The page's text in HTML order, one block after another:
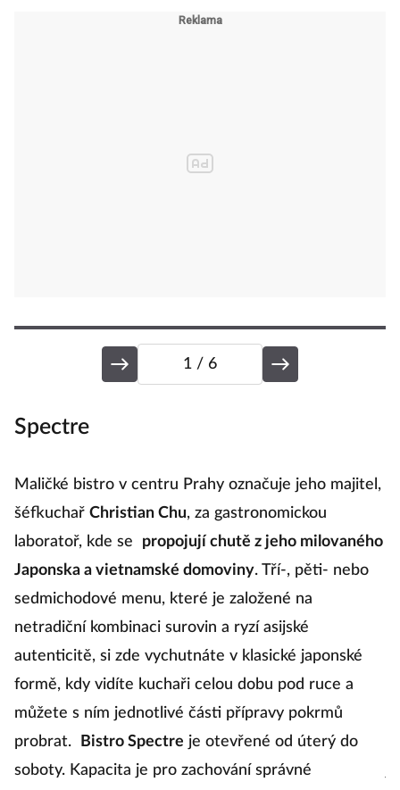
1 / 6
Spectre
Maličké bistro v centru Prahy označuje jeho majitel,
šéfkuchař Christian Chu, za gastronomickou
laboratoř, kde se
propojují chutě z jeho milovaného
Japonska a vietnamské domoviny. Tří-, pěti- nebo
sedmichodové menu, které je založené na
netradiční kombinaci surovin a ryzí asijské
autenticitě, si zde vychutnáte v klasické japonské
formě, kdy vidíte kuchaři celou dobu pod ruce a
můžete s ním jednotlivé části přípravy pokrmů
probrat.
Bistro Spectre je otevřené od úterý do
soboty. Kapacita je pro zachování správné